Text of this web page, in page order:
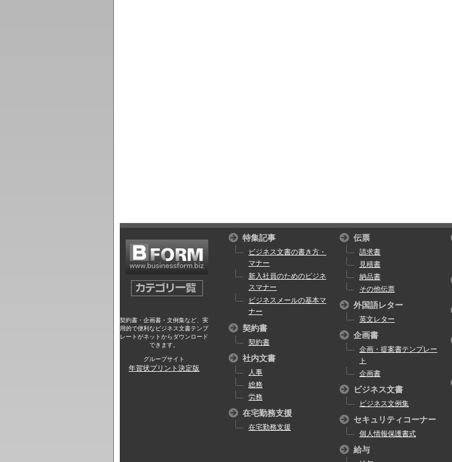
契約書・企画書・文例集など、実
用的で便利なビジネス文書テンプ
レートがネットからダウンロード
できます。
グループサイト
年賀状プリント決定版
特集記事
ビジネス文書の書き方・
マナー
新入社員のためのビジネ
スマナー
ビジネスメールの基本マ
ナー
契約書
契約書
社内文書
人事
総務
労務
在宅勤務支援
在宅勤務支援
伝票
請求書
見積書
納品書
その他伝票
外国語レター
英文レター
企画書
企画・提案書テンプレー
ト
企画書
ビジネス文書
ビジネス文例集
セキュリティコーナー
個人情報保護書式
給与